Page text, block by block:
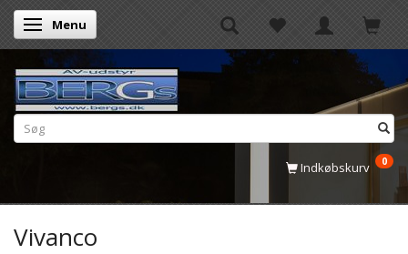
Skifte navigation
Menu
Indkøbskurv 0
Vivanco